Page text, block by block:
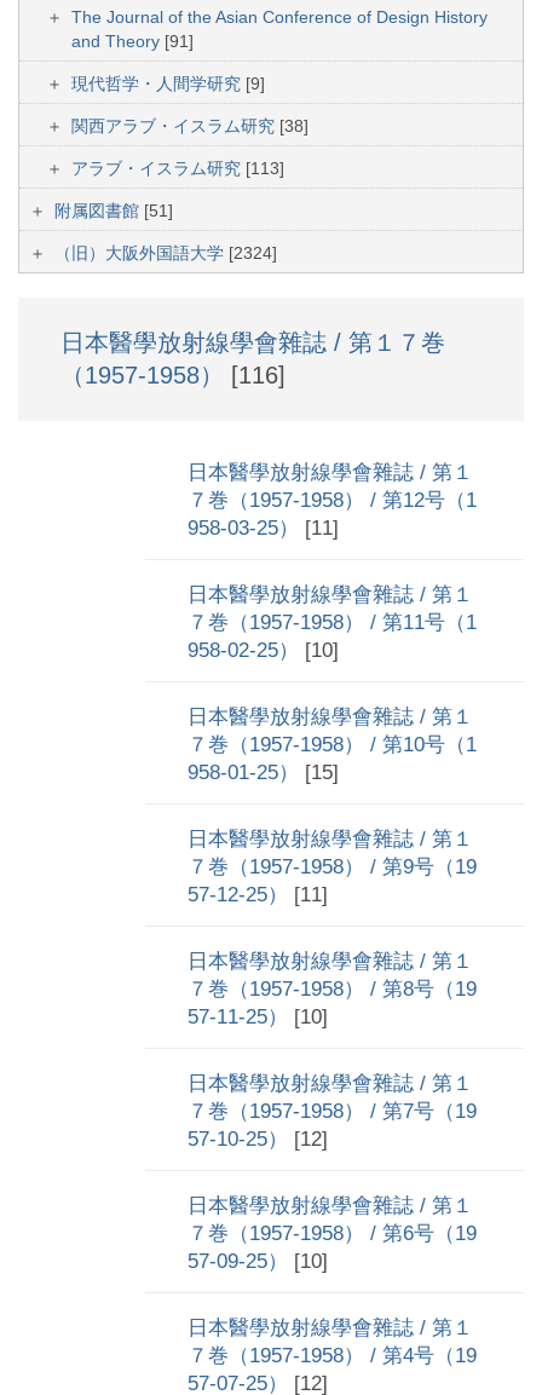
The Journal of the Asian Conference of Design History
and Theory [91]
現代哲学・人間学研究 [9]
関西アラブ・イスラム研究 [38]
アラブ・イスラム研究 [113]
附属図書館 [51]
（旧）大阪外国語大学 [2324]
日本醫學放射線學會雜誌 / 第１７巻
（1957-1958）
[116]
日本醫學放射線學會雜誌 / 第１
７巻（1957-1958） / 第12号（1
958-03-25） [11]
日本醫學放射線學會雜誌 / 第１
７巻（1957-1958） / 第11号（1
958-02-25） [10]
日本醫學放射線學會雜誌 / 第１
７巻（1957-1958） / 第10号（1
958-01-25） [15]
日本醫學放射線學會雜誌 / 第１
７巻（1957-1958） / 第9号（19
57-12-25） [11]
日本醫學放射線學會雜誌 / 第１
７巻（1957-1958） / 第8号（19
57-11-25） [10]
日本醫學放射線學會雜誌 / 第１
７巻（1957-1958） / 第7号（19
57-10-25） [12]
日本醫學放射線學會雜誌 / 第１
７巻（1957-1958） / 第6号（19
57-09-25） [10]
日本醫學放射線學會雜誌 / 第１
７巻（1957-1958） / 第4号（19
57-07-25） [12]